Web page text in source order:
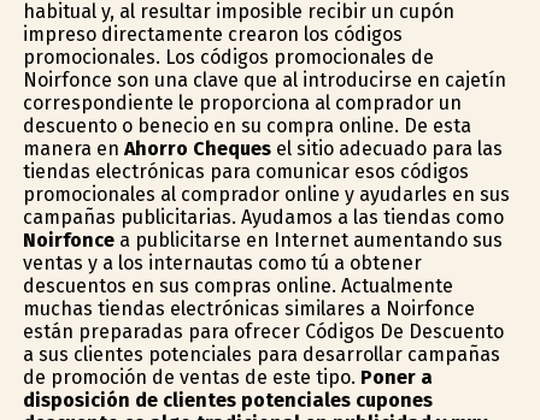
habitual y, al resultar imposible recibir un cupón
impreso directamente crearon los códigos
promocionales. Los códigos promocionales de
Noirfonce son una clave que al introducirse en cajetín
correspondiente le proporciona al comprador un
descuento o beneficio en su compra online. De esta
manera en Ahorro Chequesel sitio adecuado para las
tiendas electrónicas para comunicar esos códigos
promocionales al comprador online y ayudarles en sus
campañas publicitarias. Ayudamos a las tiendas como
Noirfoncea publicitarse en Internet aumentando sus
ventas y a los internautas como tú a obtener
descuentos en sus compras online. Actualmente
muchas tiendas electrónicas similares a Noirfonce
están preparadas para ofrecer Códigos De Descuento
a sus clientes potenciales para desarrollar campañas
de promoción de ventas de este tipo. Poner a
disposición de clientes potenciales cupones